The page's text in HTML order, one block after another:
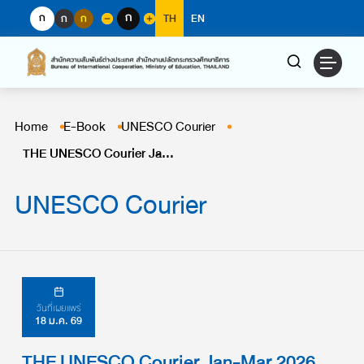
content
ก ก ก ก TH EN
Home E-Book
UNESCO Courier
THE UNESCO Courier Jan-Mar 2026
UNESCO Courier
วันที่เผยแพร่
18 ม.ค. 69